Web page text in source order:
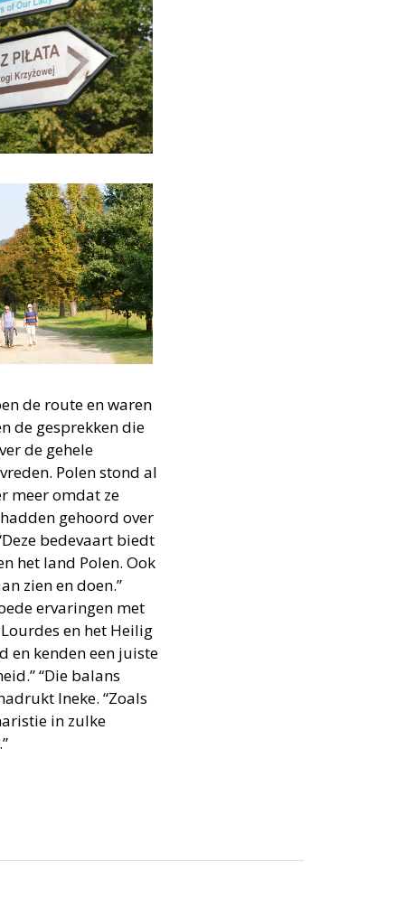
de route en waren
de gesprekken die
de gehele
Polen stond al
meer omdat ze
gehoord over
bedevaart biedt
het land Polen. Ook
zien en doen.”
ervaringen met
en het Heilig
en kenden een juiste
“Die balans
Ineke. “Zoals
in zulke